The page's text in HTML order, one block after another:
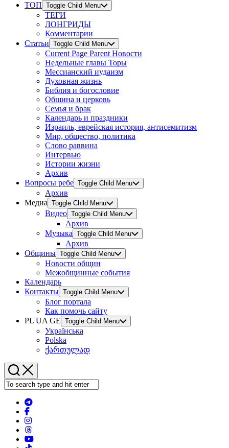
ТОП Toggle Child Menu
ТЕГИ
ЛОНГРИДЫ
Комментарии
Статьи Toggle Child Menu
Current Page Parent Новости
Недельные главы Торы
Мессианский иудаизм
Духовная жизнь
Библия и богословие
Община и церковь
Семья и брак
Календарь и праздники
Израиль, еврейская история, антисемитизм
Мир, общество, политика
Слово раввина
Интервью
Истории жизни
Архив
Вопросы ребе Toggle Child Menu
Архив
Медиа Toggle Child Menu
Видео Toggle Child Menu
Архив
Музыка Toggle Child Menu
Архив
Общины Toggle Child Menu
Новости общин
Межобщинные события
Календарь
Контакты Toggle Child Menu
Блог портала
Как помочь сайту
PL UA GE Toggle Child Menu
Українська
Polska
ქართულად